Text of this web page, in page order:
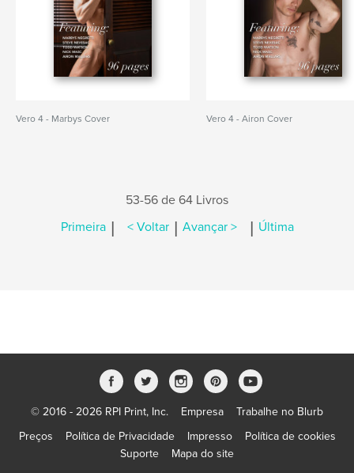
Vero 4 - Marbys Cover Vero 4 - Airon Cover
53-56 de 64 Livros
Primeira | < Voltar | Avançar > | Última
© 2016 - 2026 RPI Print, Inc. Empresa
Trabalhe no Blurb
Preços
Política de Privacidade Impresso
Política de cookies
Suporte
Mapa do site